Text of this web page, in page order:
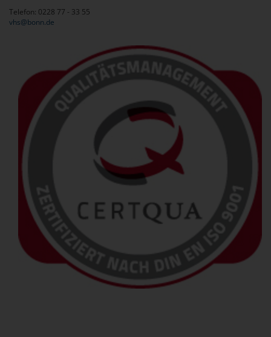
Telefon: 0228 77 - 33 55
vhs@bonn.de